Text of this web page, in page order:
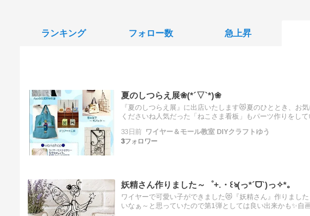
ランキング フォロー数 急上昇
夏のしつらえ展❀(*´▽`*)❀
『夏のしつらえ展』に出店いたします😻夏のひととき、お
くださいね人気だった「ねこさま看板」もパーツ作りをし
33日前 ワイヤー＆モール教室 DIYクラフトゆう
3
妖精さん作りました～゜+.・꒰ঌ(っ*´ᗜ`)っ✧*｡
ワイヤーで可愛い子ができました😻『妖精さん』作りまし
いなぁ～と思っていたので第1弾としては良い出来かも✨️自